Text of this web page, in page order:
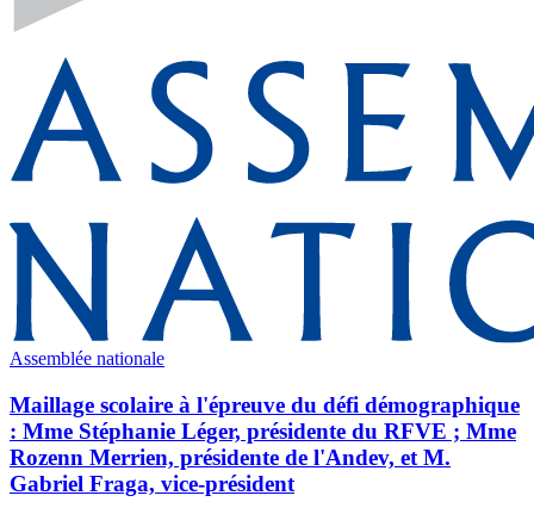
Assemblée nationale
Maillage scolaire à l'épreuve du défi démographique
: Mme Stéphanie Léger, présidente du RFVE ; Mme
Rozenn Merrien, présidente de l'Andev, et M.
Gabriel Fraga, vice-président